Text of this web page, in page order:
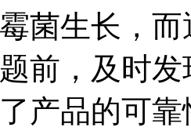
菌生长，
前，及时
产品的可